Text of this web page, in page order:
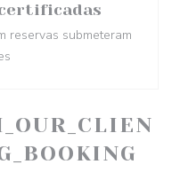
certificadas
reservas submeteram